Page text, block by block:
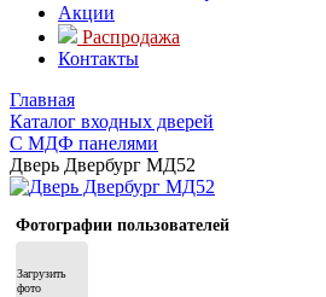
Акции
Распродажа
Контакты
Главная
Каталог входных дверей
С МДФ панелями
Дверь Двербург МД52
Фотографии пользователей
Загрузить
фото